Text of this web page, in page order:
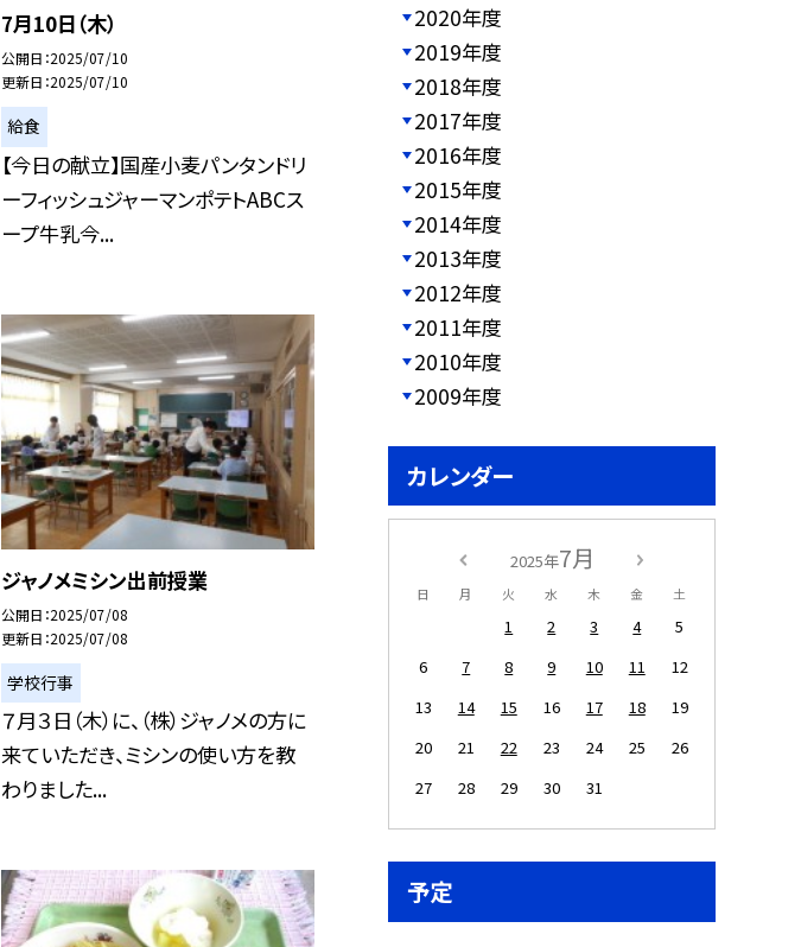
7月10日（木）
公開日 2025/07/10
更新日 2025/07/10
給食
【今日の献立】国産小麦パンタンドリ
ーフィッシュジャーマンポテトABCス
ープ牛乳今...
ジャノメミシン出前授業
公開日 2025/07/08
更新日 2025/07/08
学校行事
７月３日（木）に、（株）ジャノメの方に
来ていただき、ミシンの使い方を教
わりました...
2020年度
2019年度
2018年度
2017年度
2016年度
2015年度
2014年度
2013年度
2012年度
2011年度
2010年度
2009年度
カレンダー
2025年7月
日 月 火 水 木 金 土
1 2 3 4
5
6
7 8 9 10 11
12
13
14 15 16 17 18
19
20
21 22 23 24 25
26
27
28 29 30 31
予定